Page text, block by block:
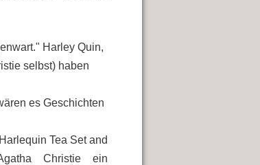
Harley Quin,
selbst) haben
es Geschichten
Tea Set and
Christie ein